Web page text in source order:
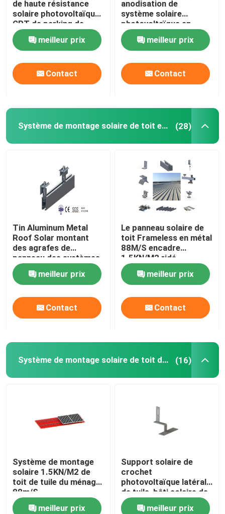
Cadre de panneau solaire
module solaire monocristallin
de haute résistance
solaire photovoltaïque
CPT de parking de
systèmes de support
de picovoltemeilleur prix
Contact
anodisation de
système solaire
photovoltaïque en
aluminium d'étirage
PFA
meilleur prix
Contact
Système de montage solaire de toit en métal (28)
Tin Aluminum Metal
Roof Solar montant
des agrafes de
panneau des systèmes
88M/S
meilleur prix
Contact
Le panneau solaire de
toit Frameless en métal
88M/S encadre
1.5KN/M2 ridé
meilleur prix
Contact
Système de montage solaire de toit de tuile (16)
Système de montage
solaire 1.5KN/M2 de
toit de tuile du ménage
88m/S
meilleur prix
Support solaire de
crochet
photovoltaïque latéral
de tuile, bâti solaire de
la tuile AL6005
meilleur prix